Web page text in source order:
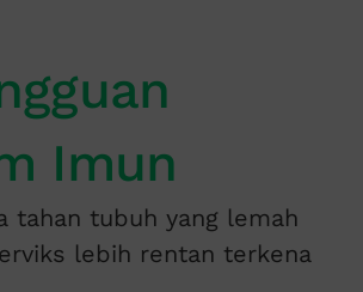
Imun
tahan tubuh yang lemah
lebih rentan terkena